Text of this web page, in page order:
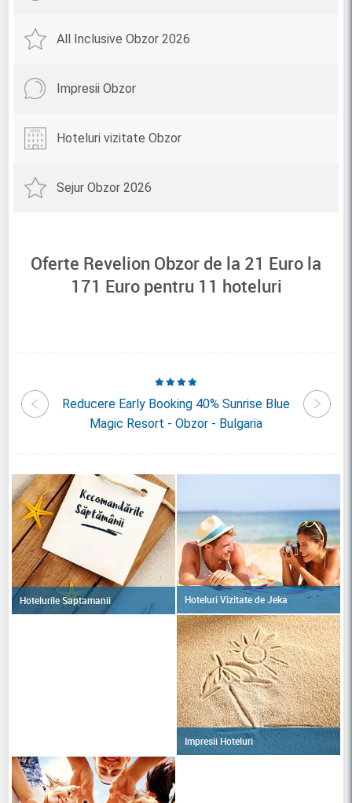
All Inclusive Obzor 2026
Impresii Obzor
Hoteluri vizitate Obzor
Sejur Obzor 2026
Oferte Revelion Obzor de la 21 Euro la
171 Euro pentru 11 hoteluri
Club
Reducere Early Booking 40% Sunrise Blue
Magic Resort - Obzor - Bulgaria
Hotelurile Saptamanii Hoteluri Vizitate de Jeka
Impresii Hoteluri